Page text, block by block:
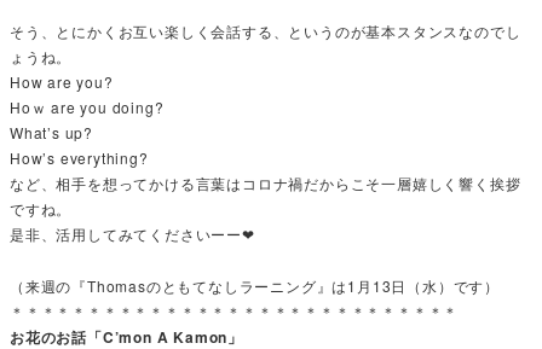
そう、とにかくお互い楽しく会話する、というのが基本スタンスなのでし
ょうね。
How are you?
Hoｗ are you doing?
What’s up?
How’s everything?
など、相手を想ってかける言葉はコロナ禍だからこそ一層嬉しく響く挨拶
ですね。
是非、活用してみてくださいーー❤
（来週の『Thomasのともてなしラーニング』は1月13日（水）です）
＊＊＊＊＊＊＊＊＊＊＊＊＊＊＊＊＊＊＊＊＊＊＊＊＊＊＊＊＊
お花のお話「C’mon A Kamon」